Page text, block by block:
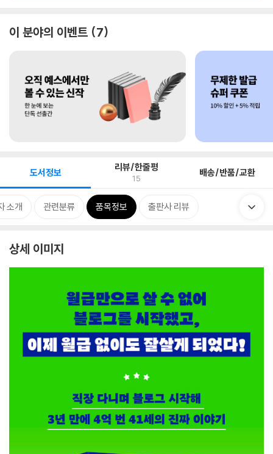
이 분야의 이벤트 7
도서정보 리뷰/한줄평
15 배송/반품/교환
소개 관련분류 품목정보 출판사 리뷰
상세 이미지